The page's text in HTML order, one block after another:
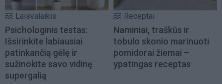
Laisvalaikis
Psichologinis testas:
Išsirinkite labiausiai
patinkančią gėlę ir
sužinokite savo vidinę
supergalią
Receptai
Naminiai, traškūs ir
tobulo skonio marinuoti
pomidorai žiemai –
ypatingas receptas